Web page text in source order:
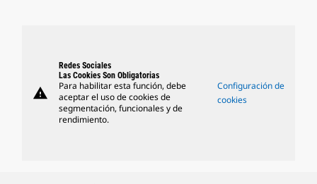
warning
Redes Sociales
Las Cookies Son Obligatorias
Para habilitar esta función, debe
aceptar el uso de cookies de
segmentación, funcionales y de
rendimiento.
Configuración de
cookies